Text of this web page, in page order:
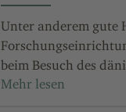
Unter anderem gute
beim Besuch des